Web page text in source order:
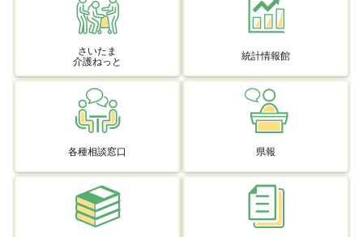
さいたま
介護ねっと
統計情報館
各種相談窓口 県報